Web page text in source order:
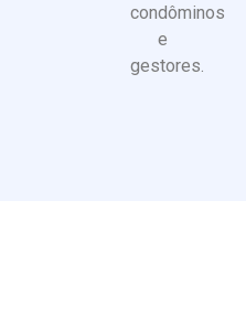
condôminos
e
gestores.